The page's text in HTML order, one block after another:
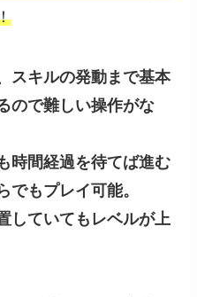
スキルの発動まで基本
ので難しい操作がな
時間経過を待てば進む
でもプレイ可能。
していてもレベルが上